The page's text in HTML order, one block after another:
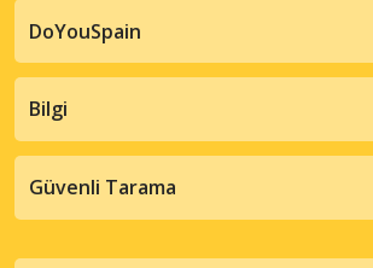
DoYouSpain
Bilgi
Güvenli Tarama